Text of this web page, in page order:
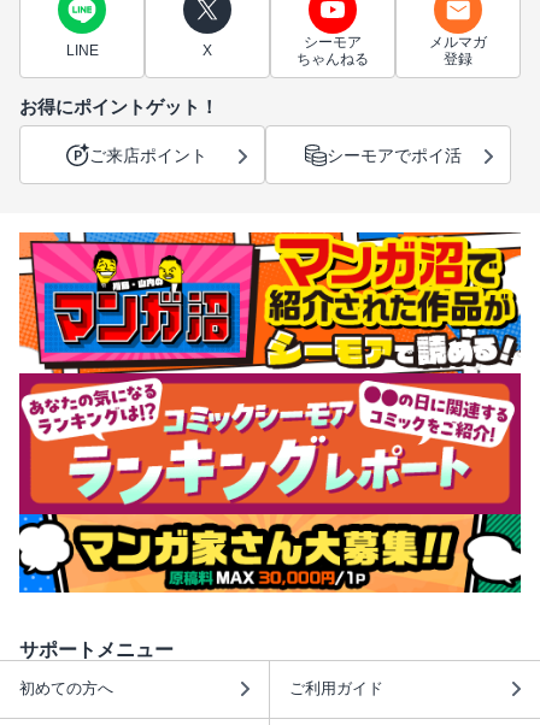
LINE X
シーモア
ちゃんねる
メルマガ
登録
お得にポイントゲット！
ご来店ポイント シーモアでポイ活
サポートメニュー
初めての方へ ご利用ガイド